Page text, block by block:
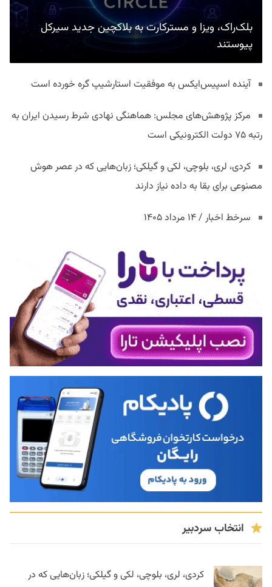
بلک‌راک، ویزا و مسترکارت به بلاکچین جدید سیرکل
پیوستند
آینده اسپیس‌ایکس به موفقیت استارشیپ گره خورده است
مرکز پژوهش‌های مجلس: هماهنگی نهادی شرط رسیدن ایران به
رتبه ۷۵ دولت الکترونیکی است
کردی، لری، بلوچی، لکی و گیلکی؛ زبان‌هایی که در عصر هوش
مصنوعی برای بقا به داده نیاز دارند
سرخط اخبار / ۱۴ مرداد ۱۴۰۵
انتخاب سردبیر
کردی، لری، بلوچی، لکی و گیلکی؛ زبان‌هایی که در